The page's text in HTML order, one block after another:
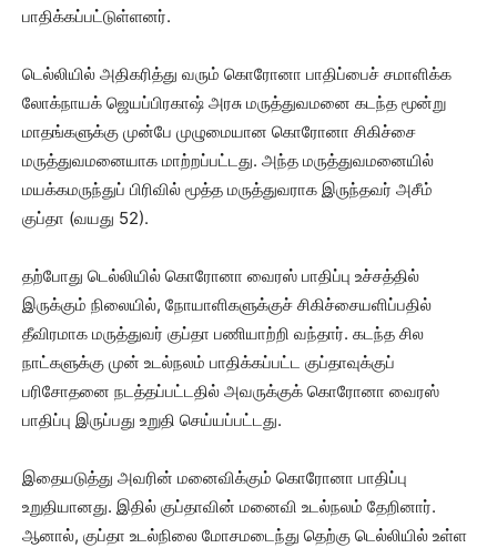
பாதிக்கப்பட்டுள்ளனர்.
டெல்லியில் அதிகரித்து வரும் கொரோனா பாதிப்பைச் சமாளிக்க
லோக்நாயக் ஜெயப்பிரகாஷ் அரசு மருத்துவமனை கடந்த மூன்று
மாதங்களுக்கு முன்பே முழுமையான கொரோனா சிகிச்சை
மருத்துவமனையாக மாற்றப்பட்டது. அந்த மருத்துவமனையில்
மயக்கமருந்துப் பிரிவில் மூத்த மருத்துவராக இருந்தவர் அசீம்
குப்தா (வயது 52).
தற்போது டெல்லியில் கொரோனா வைரஸ் பாதிப்பு உச்சத்தில்
இருக்கும் நிலையில், நோயாளிகளுக்குச் சிகிச்சையளிப்பதில்
தீவிரமாக மருத்துவர் குப்தா பணியாற்றி வந்தார். கடந்த சில
நாட்களுக்கு முன் உடல்நலம் பாதிக்கப்பட்ட குப்தாவுக்குப்
பரிசோதனை நடத்தப்பட்டதில் அவருக்குக் கொரோனா வைரஸ்
பாதிப்பு இருப்பது உறுதி செய்யப்பட்டது.
இதையடுத்து அவரின் மனைவிக்கும் கொரோனா பாதிப்பு
உறுதியானது. இதில் குப்தாவின் மனைவி உடல்நலம் தேறினார்.
ஆனால், குப்தா உடல்நிலை மோசமடைந்து தெற்கு டெல்லியில் உள்ள